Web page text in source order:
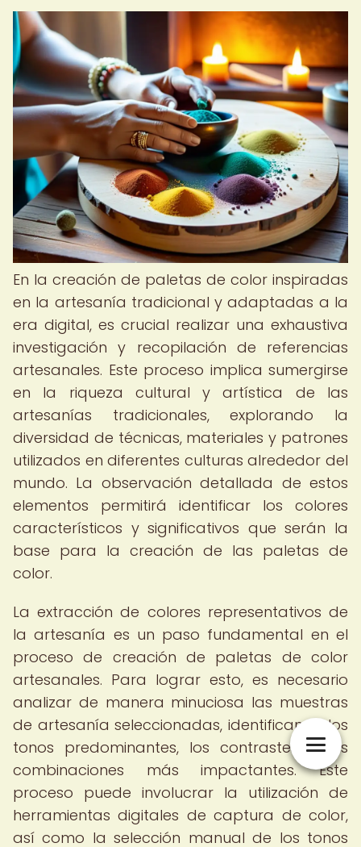
En la creación de paletas de color inspiradas
en la artesanía tradicional y adaptadas a la
era digital, es crucial realizar una exhaustiva
investigación y recopilación de referencias
artesanales. Este proceso implica sumergirse
en la riqueza cultural y artística de las
artesanías tradicionales, explorando la
diversidad de técnicas, materiales y patrones
utilizados en diferentes culturas alrededor del
mundo. La observación detallada de estos
elementos permitirá identificar los colores
característicos y significativos que serán la
base para la creación de las paletas de
color.
La extracción de colores representativos de
la artesanía es un paso fundamental en el
proceso de creación de paletas de color
artesanales. Para lograr esto, es necesario
analizar de manera minuciosa las muestras
de artesanía seleccionadas, identificando los
tonos predominantes, los contrastes y las
combinaciones más impactantes. Este
proceso puede involucrar la utilización de
herramientas digitales de captura de color,
así como la selección manual de los tonos